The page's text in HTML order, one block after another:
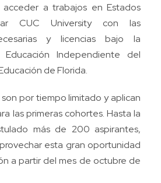
a trabajos en Estados
CUC University con las
y licencias bajo la
Independiente del
de Florida.
por tiempo limitado y aplican
las primeras cohortes. Hasta la
más de 200 aspirantes,
esta gran oportunidad
a partir del mes de octubre de